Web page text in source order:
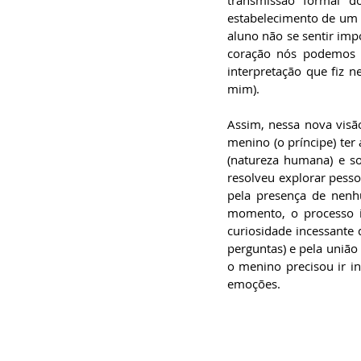
estabelecimento de
aluno não se sentir
coração nós
interpretação que fiz
mim).
Assim, nessa nova
menino (o príncipe) ter
(natureza humana) e
resolveu explorar
pela presença de
momento, o processo
curiosidade
perguntas) e pela
o menino precisou ir
emoções.